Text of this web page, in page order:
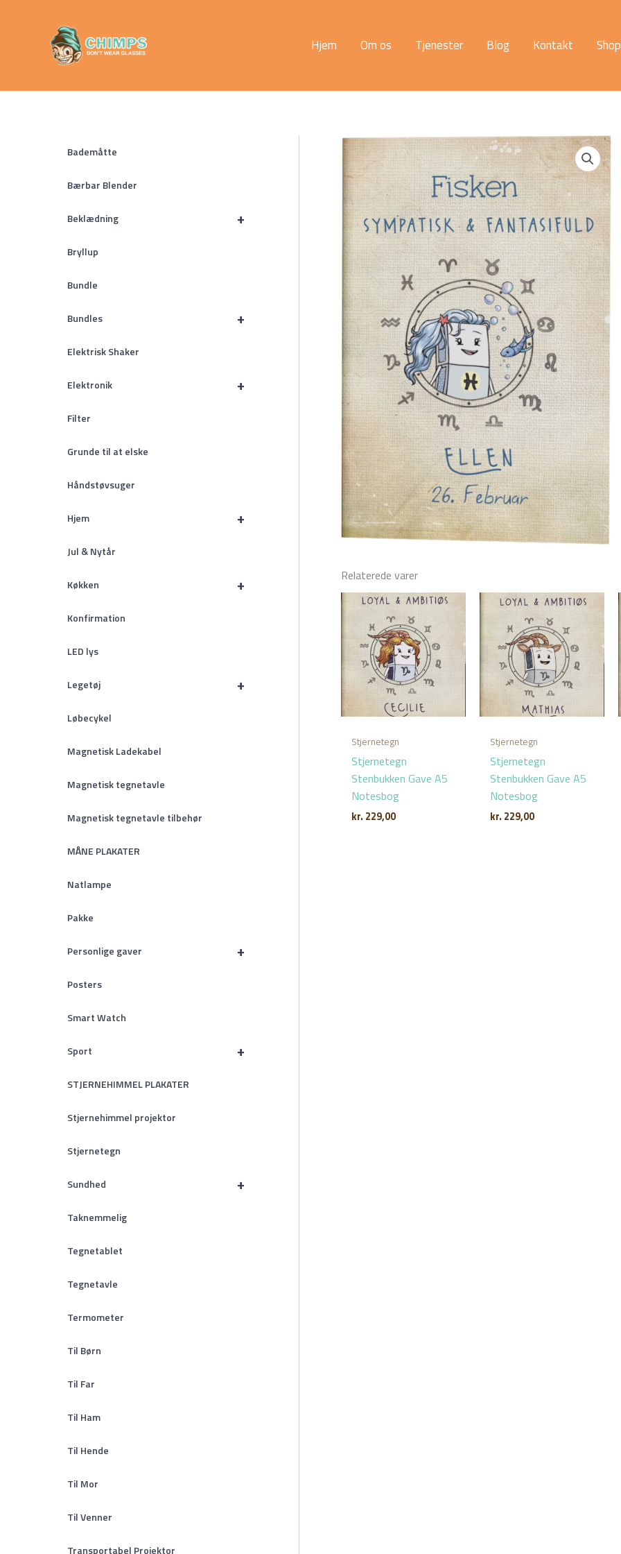
Hjem Om os Tjenester Blog Kontakt Shop
Bademåtte
Bærbar Blender
+
Beklædning
Bryllup
Bundle
+
Bundles
Elektrisk Shaker
+
Elektronik
Filter
Grunde til at elske
Håndstøvsuger
+
Hjem
Jul & Nytår
+
Køkken
Konfirmation
LED lys
+
Legetøj
Løbecykel
Magnetisk Ladekabel
Magnetisk tegnetavle
Magnetisk tegnetavle tilbehør
MÅNE PLAKATER
Natlampe
Pakke
+
Personlige gaver
Posters
Smart Watch
+
Sport
STJERNEHIMMEL PLAKATER
Stjernehimmel projektor
Stjernetegn
+
Sundhed
Taknemmelig
Tegnetablet
Tegnetavle
Termometer
Til Børn
Til Far
Til Ham
Til Hende
Til Mor
Til Venner
Transportabel Projektor
Relaterede varer
Stjernetegn
Stjernetegn
Stenbukken Gave A5
Notesbog
kr. 229,00
Stjernetegn
Stjernetegn
Stenbukken Gave A5
Notesbog
kr. 229,00